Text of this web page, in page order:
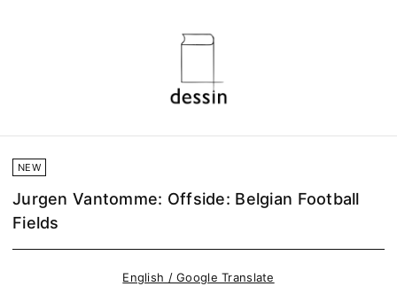
NEW
Jurgen Vantomme: Offside: Belgian Football
Fields
English / Google Translate